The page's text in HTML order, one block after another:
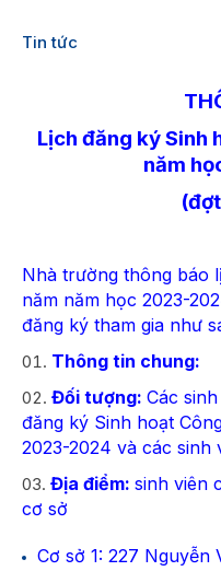
Tin tức
Lịch đăng ký Sinh
năm
Nhà trường thông báo
năm năm học 2023-
đăng ký tham gia như
Thông tin chung:
Đối tượng: Các
đăng ký Sinh hoạt
2023-2024 và các sinh
Địa điểm: sinh viên
cơ sở
Cơ sở 1: 227 Nguyễn